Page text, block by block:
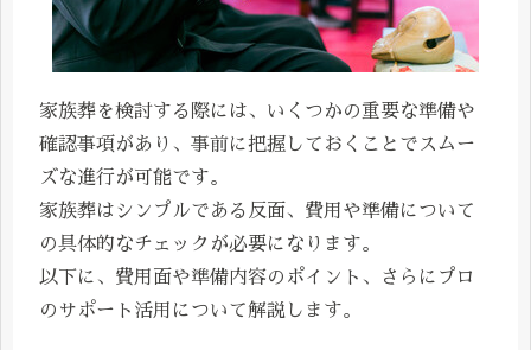
家族葬を検討する際には、いくつかの重要な準備や
確認事項があり、事前に把握しておくことでスムー
ズな進行が可能です。
家族葬はシンプルである反面、費用や準備について
の具体的なチェックが必要になります。
以下に、費用面や準備内容のポイント、さらにプロ
のサポート活用について解説します。